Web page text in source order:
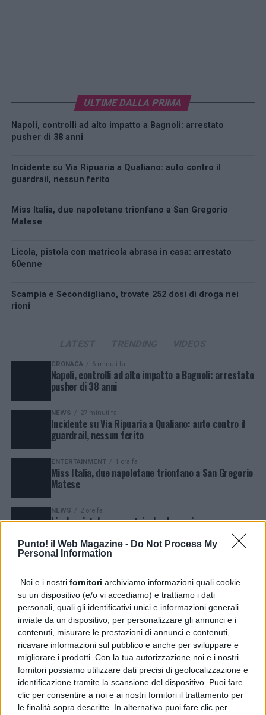
Punto! il Web Magazine - Do Not Process My
Personal Information
Noi e i nostri fornitori archiviamo informazioni quali cookie
su un dispositivo (e/o vi accediamo) e trattiamo i dati
personali, quali gli identificativi unici e informazioni generali
inviate da un dispositivo, per personalizzare gli annunci e i
contenuti, misurare le prestazioni di annunci e contenuti,
ricavare informazioni sul pubblico e anche per sviluppare e
migliorare i prodotti. Con la tua autorizzazione noi e i nostri
fornitori possiamo utilizzare dati precisi di geolocalizzazione e
identificazione tramite la scansione del dispositivo. Puoi fare
clic per consentire a noi e ai nostri fornitori il trattamento per
le finalità sopra descritte. In alternativa puoi fare clic per
ULTIME DALLA PRIMA
Napoli, controlli ad alto impatto a Bagnoli: arrestato
pusher di 38 anni
Incidente su Via Ripuaria a Qualiano: auto contro il
guardrail, nessun ferito
Miss Italia, due napoletane trionfano a San Gregorio
Matese
Licola, pistola con matricola abrasa in casa: arrestato
60enne
Scampia e Secondigliano, trovate 252 dosi di droga nei
rioni
CRONACA 6 minuti fa
Napoli, controlli ad alto impatto a Bagnoli: arrestato
pusher di 38 anni
NEWS 27 minuti fa
Incidente su Via Ripuaria a Qualiano: auto contro il
guardrail, nessun ferito
ENTERTAINMENT 1 ora fa
Miss Italia, due napoletane trionfano a San Gregorio
Matese
NEWS 2 ore fa
Licola, pistola con matricola abrasa in casa:
NEWS 2 ore fa
nei rioni
NEWS 2 giorni fa
Guasto all’Acquedotto Campano, stop all’acqua tra
Qualiano e Villaricca
NEWS 5 giorni fa
Qualiano, albero mutilato in Santa Maria a Cubito:
una vergogna
CRONACA 4 giorni fa
Napoli Barra, blitz antidroga: arrestati due giovani